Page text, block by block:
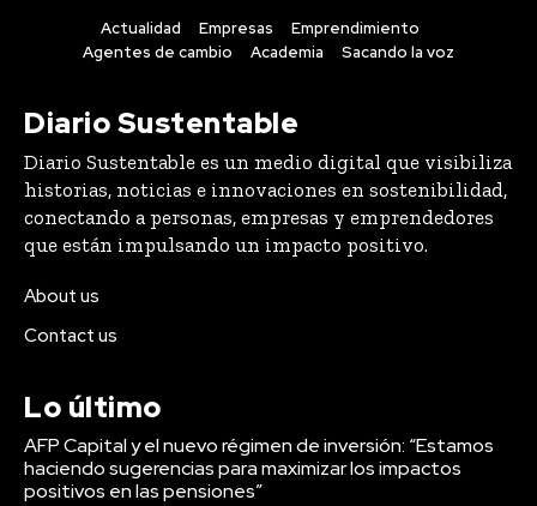
Actualidad Empresas
Emprendimiento
Agentes de cambio
Academia Sacando la voz
Diario Sustentable
Diario Sustentable es un medio digital que visibiliza
historias, noticias e innovaciones en sostenibilidad,
conectando a personas, empresas y emprendedores
que están impulsando un impacto positivo.
About us
Contact us
Lo último
AFP Capital y el nuevo régimen de inversión: “Estamos
haciendo sugerencias para maximizar los impactos
positivos en las pensiones”